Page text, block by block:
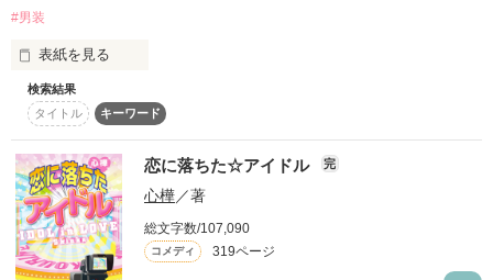
「言ったでしょ？ホントの本命は瑠奈ちゃんだって」
台本の裏に、翻弄されて。
「演技続けられなくなったの、俺のせい？」
「っ……違うから！」
絆されて。
育っちゃったのは、ホントの恋？
⊹  ⁺ 　﹒　 ⁺ ﹒　　⁺ 　﹒ ⊹ 　 ﹒ 　⁺ 　﹒ ⊹
＼先輩のことが大好きな一途な女の子／
吉川 小鞠
Yoshikawa Komari
×
＼学校１のクールな高嶺の花／
#男装
表紙を見る
誰にでも笑顔を向ける学園の王子様。
そんな彼の本当の姿は
—— 裏社会を支配する《神楽組》の若頭。
検索結果
タイトル
キーワード
恋に落ちた☆アイドル 完
心樺／著
総文字数/107,090
コメディ 319ページ